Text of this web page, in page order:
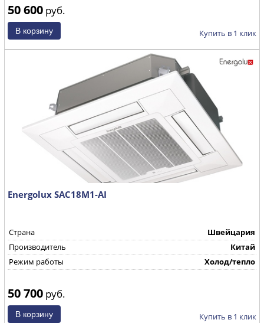
50 600 руб.
Купить в 1 клик
Energolux SAC18M1-AI
Страна
Швейцария
Производитель
Китай
Режим работы
Холод/тепло
50 700 руб.
Купить в 1 клик